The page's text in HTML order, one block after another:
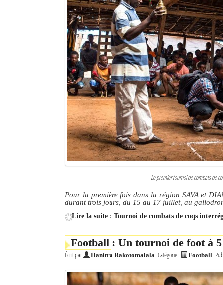
Le premier tournoi de combats de
Pour la première fois dans la région SAVA et
durant trois jours, du 15 au 17 juillet, au
Lire la suite : Tournoi de combats de coqs
Football : Un tournoi de foot à 5
Écrit par Hanitra Rakotomalala Catégorie : Football